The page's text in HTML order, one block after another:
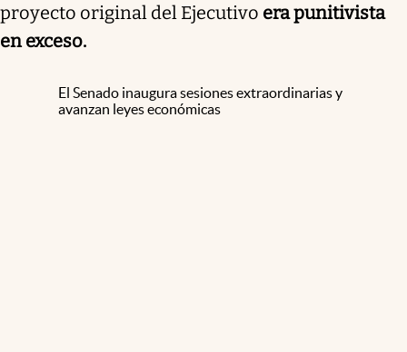
proyecto original del Ejecutivo era punitivista
en exceso.
El Senado inaugura sesiones extraordinarias y
avanzan leyes económicas